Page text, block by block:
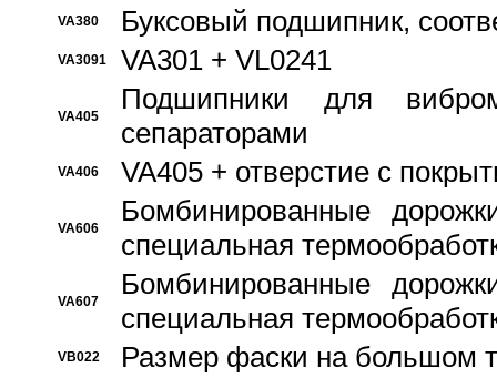
VA380 Буксовый подшипник,
VA3091 VA301 + VL0241
VA405
Подшипники для
сепараторами
VA406 VA405 + отверстие с
VA606
Бомбинированные
специальная
VA607
Бомбинированные
специальная
VB022 Размер фаски на большом